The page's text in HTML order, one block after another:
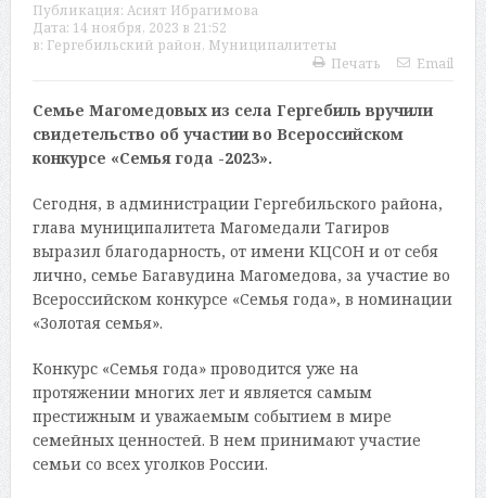
Публикация: Асият Ибрагимова
Дата: 14 ноября, 2023 в 21:52
в: Гергебильский район, Муниципалитеты
Печать
Email
Семье Магомедовых из села Гергебиль вручили
свидетельство об участии во Всероссийском
конкурсе «Семья года -2023».
Сегодня, в администрации Гергебильского района,
глава муниципалитета Магомедали Тагиров
выразил благодарность, от имени КЦСОН и от себя
лично, семье Багавудина Магомедова, за участие во
Всероссийском конкурсе «Семья года», в номинации
«Золотая семья».
Конкурс «Семья года» проводится уже на
протяжении многих лет и является самым
престижным и уважаемым событием в мире
семейных ценностей. В нем принимают участие
семьи со всех уголков России.